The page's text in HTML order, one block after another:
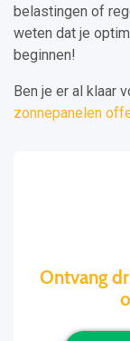
belastingen of
weten dat je
beginnen!
Ben je er al klaar
zonnepanelen
Ontvang